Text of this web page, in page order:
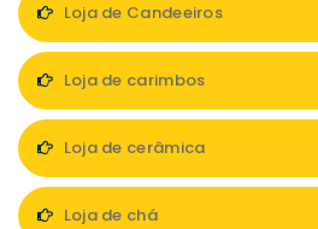
Loja de Candeeiros
Loja de carimbos
Loja de cerâmica
Loja de chá